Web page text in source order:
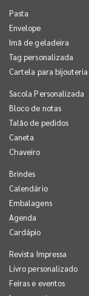
Pasta
Envelope
Imã de geladeira
Tag personalizada
Cartela para bijouteria
Sacola Personalizada
Bloco de notas
Talão de pedidos
Caneta
Chaveiro
Brindes
Calendário
Embalagens
Agenda
Cardápio
Revista Impressa
Livro personalizado
Feiras e eventos